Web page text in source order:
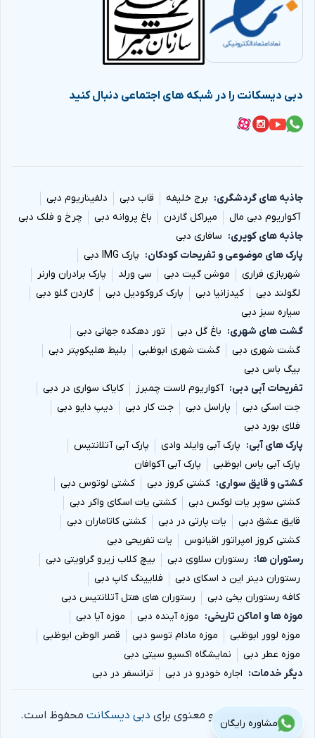
دبی دیسکانت را در شبکه های اجتماعی دنبال کنید
جاذبه های گردشگری برج خلیفه قاب دبی
دلفیناریوم دبی
آکواریوم دبی مال
میراکل گاردن باغ پروانه دبی
چرخ و فلک دبی
جاذبه های کویری
سافاری دبی
پارک های موضوعی و تفریحات کودکان
پارک IMG دبی
شهربازی فراری
موشن گیت دبی سی ورلد
پارک برادران وارنر
لگولند دبی
کیدزانیا دبی پارک کروکودیل دبی
گاردن گلو دبی
سیاره سبز دبی
گشت های شهری
باغ گل دبی
تور دهکده جهانی دبی
گشت شهری دبی
گشت شهری ابوظبی
بلیط هلیکوپتر دبی
بیگ باس دبی
تفریحات آبی دبی
آکواریوم لاست چمبرز
کایاک سواری در دبی
جت اسکی دبی
پاراسل دبی جت کار دبی
دیپ دایو دبی
فلای بورد دبی
پارک های آبی
پارک آبی وایلد وادی
پارک آبی آتلانتیس
پارک آبی یاس ابوظبی
پارک آبی آکوافان
کشتی و قایق سواری
کشتی کروز دبی
کشتی لوتوس دبی
کشتی سوپر یات لوکس دبی
کشتی یات اسکای واکر دبی
قایق عشق دبی
یات پارتی در دبی
کشتی کاتاماران دبی
کشتی کروز امپراتور اقیانوس
یات تفریحی دبی
رستوران ها
رستوران سلاوی دبی
بیچ کلاب زیرو گراویتی دبی
رستوران دینر این د اسکای دبی
فلایینگ کاپ دبی
کافه رستوران یخی دبی
رستوران های هتل آتلانتیس دبی
موزه ها و اماکن تاریخی
موزه آینده دبی
موزه آیا دبی
موزه لوور ابوظبی
موزه مادام توسو دبی
قصر الوطن ابوظبی
موزه عطر دبی
نمایشگاه اکسپو سیتی دبی
دیگر خدمات
اجاره خودرو در دبی ترانسفر در دبی
تمام حقوق مادی و معنوی برای دبی دیسکانت محفوظ است.
مشاوره رایگان